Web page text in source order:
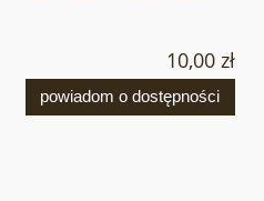
10,00 zł
powiadom o dostępności